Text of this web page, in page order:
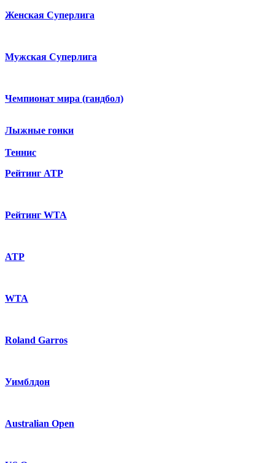
Женская Суперлига
Мужская Суперлига
Чемпионат мира (гандбол)
Лыжные гонки
Теннис
Рейтинг ATP
Рейтинг WTA
ATP
WTA
Roland Garros
Уимблдон
Australian Open